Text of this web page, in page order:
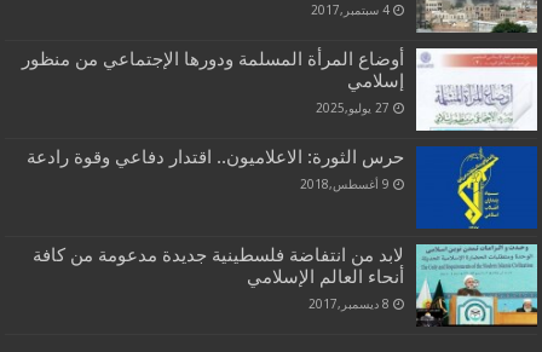
4 سبتمبر,2017
أوضاع المرأة المسلمة ودورها الإجتماعي من منظور
إسلامي
27 يوليو,2025
حرس الثورة: الاعلاميون.. اقتدار دفاعي وقوة رادعة
9 أغسطس,2018
لابد من انتفاضة فلسطينية جديدة مدعومة من كافة
أنحاء العالم الإسلامي
8 ديسمبر,2017